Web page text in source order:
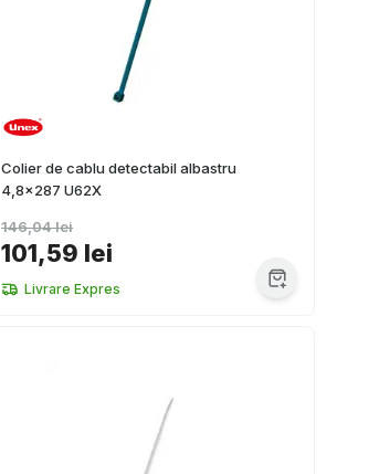
Colier de cablu detectabil albastru
4,8x287 U62X
101,59 lei
146,04 lei
Livrare Expres